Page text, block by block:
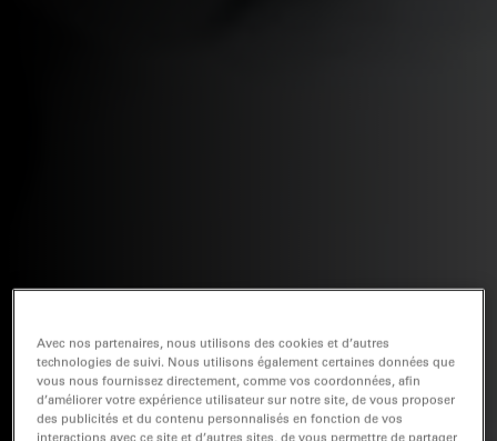
Avec nos partenaires, nous utilisons des cookies et d’autres
technologies de suivi. Nous utilisons également certaines données que
vous nous fournissez directement, comme vos coordonnées, afin
d’améliorer votre expérience utilisateur sur notre site, de vous proposer
des publicités et du contenu personnalisés en fonction de vos
interactions avec ce site et d’autres sites, de vous permettre de partager